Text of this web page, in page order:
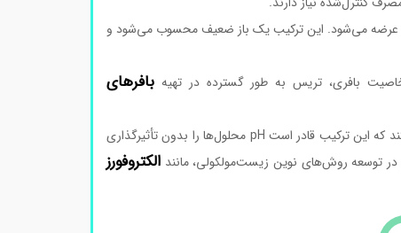
عرضه می‌شود. این ترکیب یک باز ضعیف محسوب می‌شود و
بافرهای
اولین بار استفاده گسترده از تریس در سال‌های 1960 آغاز شد، زمانی که پژوهشگران دریافتند که این ترکیب قادر است pH محلول‌ها را بدون تأثیرگذاری
توسعه روش‌های نوین زیست‌مولکولی، مانند الکتروفورز